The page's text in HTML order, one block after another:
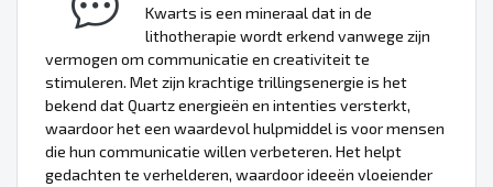
Kwarts is een mineraal dat in de
lithotherapie wordt erkend vanwege zijn
vermogen om communicatie en creativiteit te
stimuleren. Met zijn krachtige trillingsenergie is het
bekend dat Quartz energieën en intenties versterkt,
waardoor het een waardevol hulpmiddel is voor mensen
die hun communicatie willen verbeteren. Het helpt
gedachten te verhelderen, waardoor ideeën vloeiender